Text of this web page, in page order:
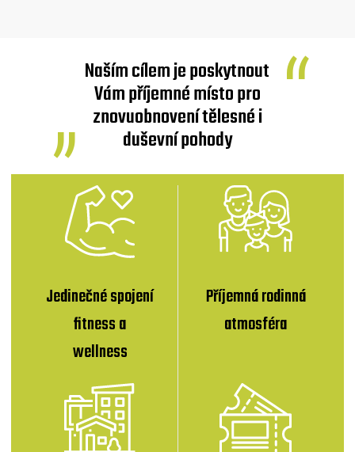
Naším cílem je poskytnout
Vám příjemné místo pro
znovuobnovení tělesné i
duševní pohody
Jedinečné spojení
fitness a
wellness
Příjemná rodinná
atmosféra